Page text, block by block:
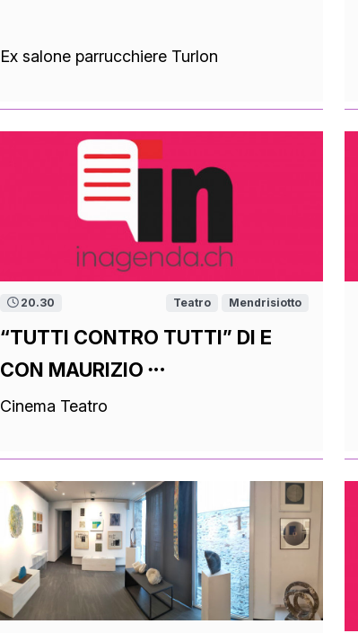
Ex salone parrucchiere Turlon
20.30 Teatro Mendrisiotto
“TUTTI CONTRO TUTTI” DI E
CON MAURIZIO
Cinema Teatro